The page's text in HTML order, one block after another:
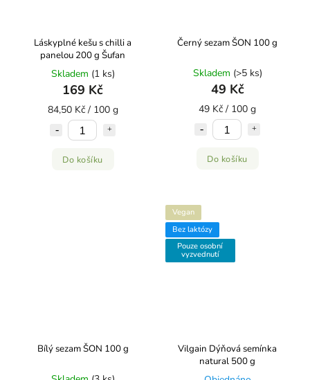
Láskyplné kešu s chilli a
panelou 200 g Šufan
Skladem (1 ks)
169 Kč
84,50 Kč / 100 g
Do košíku
Černý sezam ŠON 100 g
Skladem (>5 ks)
49 Kč
49 Kč / 100 g
Do košíku
Bílý sezam ŠON 100 g
Vegan
Bez laktózy
Pouze osobní
vyzvednutí
Vilgain Dýňová semínka
natural 500 g